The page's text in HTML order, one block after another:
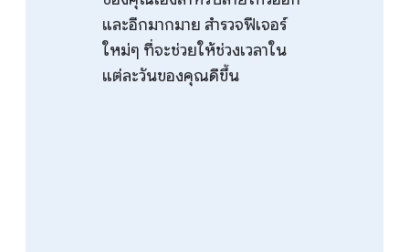
และอีกมากมาย สำรวจฟีเจอร์
ใหม่ๆ ที่จะช่วยให้ช่วงเวลาใน
แต่ละวันของคุณดีขึ้น